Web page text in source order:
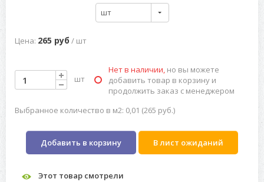
шт
Цена: 265 руб / шт
шт
Нет в наличии, но вы можете
добавить товар в корзину и
продолжить заказ с менеджером
Выбранное количество в м2: 0,01 (265 руб.)
Добавить в корзину В лист ожиданий
Этот товар смотрели